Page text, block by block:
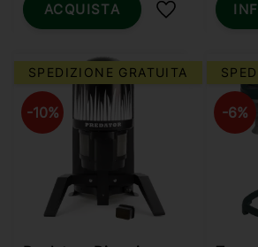
Aggiungi ai
ACQUISTA
10%
SPEDIZIONE GRATUITA
6%